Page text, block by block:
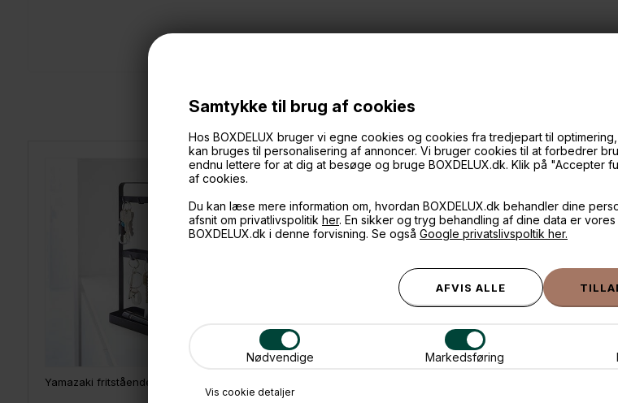
Samtykke til brug af cookies
Hos BOXDELUX bruger vi egne cookies og cookies fra tredjepart til
kan bruges til personalisering af annoncer. Vi bruger cookies til at forbedrer
endnu lettere for at dig at besøge og bruge BOXDELUX.dk. Klik på "Accepter
af cookies.
Du kan læse mere information om, hvordan BOXDELUX.dk behandler dine
afsnit om privatlivspolitik her. En sikker og tryg behandling af dine data er
BOXDELUX.dk i denne forvisning. Se også Google privatslivspoltik her.
Nødvendige Markedsføring
Vis cookie detaljer
Yamazaki fritstående nøglebræt, Sort